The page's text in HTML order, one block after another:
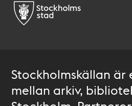
Stockholmskällan
mellan arkiv,